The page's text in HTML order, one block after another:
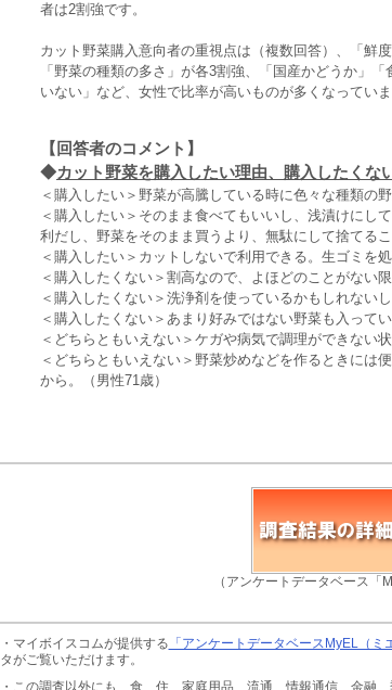
者は2割強です。
カット野菜購入意向者の重視点は（複数回答）、「鮮
「野菜の種類の多さ」が各3割強、「国産かどうか」
いない」など、女性で比率が高いものが多くなっていま
【回答者のコメント】
◆カット野菜を購入したい理由、購入したくな
＜購入したい＞野菜が高騰している時に色々な種類の
＜購入したい＞そのまま食べてもいいし、浅漬けにし
利だし、野菜をそのまま買うより、無駄にして捨てる
＜購入したい＞カットしないで利用できる。生ゴミを
＜購入したくない＞割高なので、よほどのことがない
＜購入したくない＞洗浄剤を使っているかもしれない
＜購入したくない＞あまり好みではない野菜も入って
＜どちらともいえない＞ケガや病気で調理ができない
＜どちらともいえない＞野菜炒めなどを作るときには
から。（男性71歳）
（アンケートデータベース「
・マイボイスコムが提供する 「アンケートデータベースMyEL（ミ
タがご覧いただけます。
・この調査以外にも、食、住、家庭用品、流通、情報通信、金融